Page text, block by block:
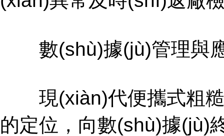
數(shù)據(jù)管理與
現(xiàn)代便攜式粗糙
的定位，向數(shù)據